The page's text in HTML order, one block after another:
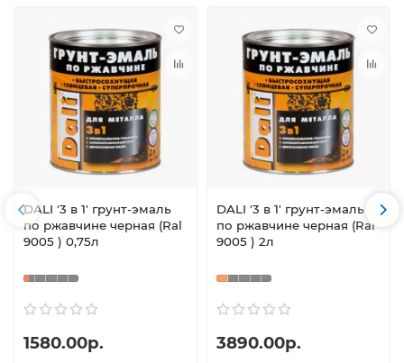
DALI '3 в 1' грунт-эмаль
по ржавчине черная (Ral
9005 ) 0,75л
1580.00р.
DALI '3 в 1' грунт-эмаль
по ржавчине черная (Ral
9005 ) 2л
3890.00р.